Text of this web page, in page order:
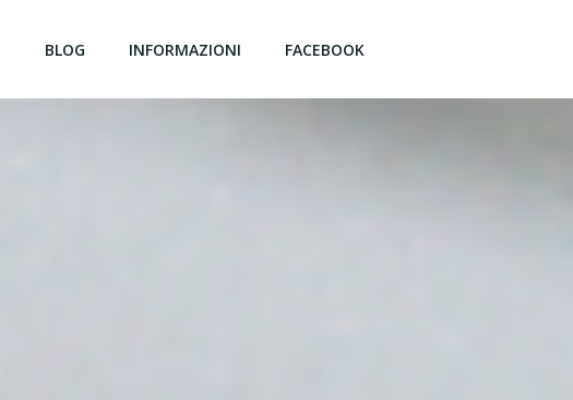
BLOG INFORMAZIONI FACEBOOK